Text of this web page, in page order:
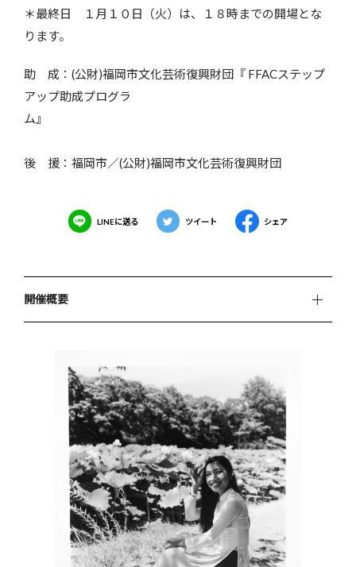
＊最終日 １月１０日（火）は、１８時までの開場とな
ります。
助 成：(公財)福岡市文化芸術復興財団『 FFACステップ
アップ助成プログラ
ム』
後 援：福岡市／(公財)福岡市文化芸術復興財団
LINEに送る ツイート シェア
開催概要